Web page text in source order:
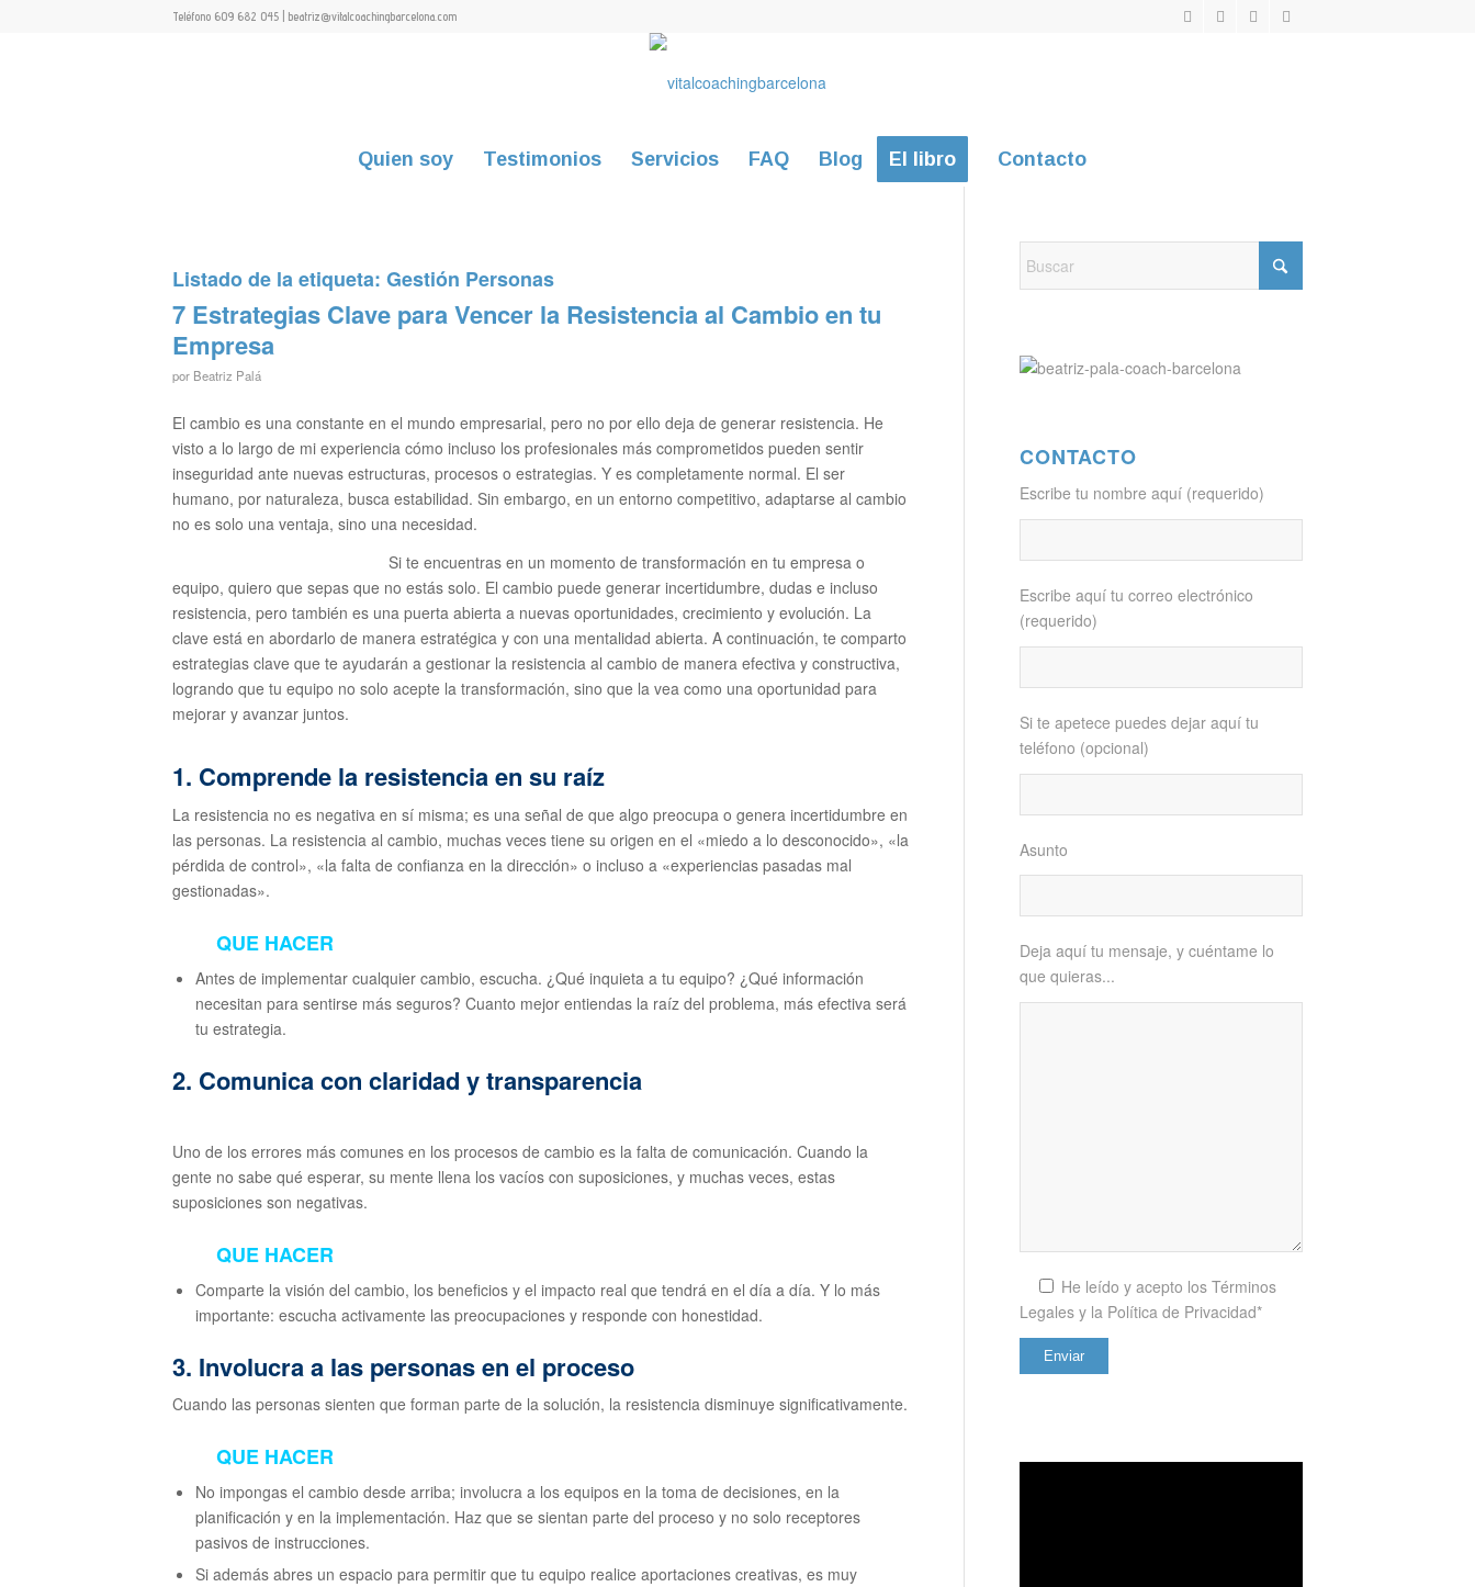
Teléfono 609 682 045 | beatriz@vitalcoachingbarcelona.com
Quien soy Testimonios Servicios FAQ Blog El libro Contacto
Listado de la etiqueta: Gestión Personas
7 Estrategias Clave para Vencer la Resistencia al Cambio en tu
Empresa
por Beatriz Palá
El cambio es una constante en el mundo empresarial, pero no por ello deja de generar resistencia. He
visto a lo largo de mi experiencia cómo incluso los profesionales más comprometidos pueden sentir
inseguridad ante nuevas estructuras, procesos o estrategias. Y es completamente normal. El ser
humano, por naturaleza, busca estabilidad. Sin embargo, en un entorno competitivo, adaptarse al cambio
no es solo una ventaja, sino una necesidad.
Si te encuentras en un momento de transformación en tu empresa o
equipo, quiero que sepas que no estás solo. El cambio puede generar incertidumbre, dudas e incluso
resistencia, pero también es una puerta abierta a nuevas oportunidades, crecimiento y evolución. La
clave está en abordarlo de manera estratégica y con una mentalidad abierta. A continuación, te comparto
estrategias clave que te ayudarán a gestionar la resistencia al cambio de manera efectiva y constructiva,
logrando que tu equipo no solo acepte la transformación, sino que la vea como una oportunidad para
mejorar y avanzar juntos.
1. Comprende la resistencia en su raíz
La resistencia no es negativa en sí misma; es una señal de que algo preocupa o genera incertidumbre en
las personas. La resistencia al cambio, muchas veces tiene su origen en el «miedo a lo desconocido», «la
pérdida de control», «la falta de confianza en la dirección» o incluso a «experiencias pasadas mal
gestionadas».
QUE HACER
Antes de implementar cualquier cambio, escucha. ¿Qué inquieta a tu equipo? ¿Qué información
necesitan para sentirse más seguros? Cuanto mejor entiendas la raíz del problema, más efectiva será
tu estrategia.
2. Comunica con claridad y transparencia
Uno de los errores más comunes en los procesos de cambio es la falta de comunicación. Cuando la
gente no sabe qué esperar, su mente llena los vacíos con suposiciones, y muchas veces, estas
suposiciones son negativas.
QUE HACER
Comparte la visión del cambio, los beneficios y el impacto real que tendrá en el día a día. Y lo más
importante: escucha activamente las preocupaciones y responde con honestidad.
3. Involucra a las personas en el proceso
Cuando las personas sienten que forman parte de la solución, la resistencia disminuye significativamente.
QUE HACER
No impongas el cambio desde arriba; involucra a los equipos en la toma de decisiones, en la
planificación y en la implementación. Haz que se sientan parte del proceso y no solo receptores
pasivos de instrucciones.
Si además abres un espacio para permitir que tu equipo realice aportaciones creativas, es muy
CONTACTO
Escribe tu nombre aquí (requerido)
Escribe aquí tu correo electrónico
(requerido)
Si te apetece puedes dejar aquí tu
teléfono (opcional)
Asunto
Deja aquí tu mensaje, y cuéntame lo
que quieras...
He leído y acepto los Términos
Legales y la Política de Privacidad*